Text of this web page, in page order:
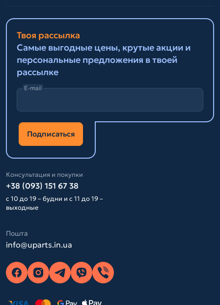
Твоя рассылка
Самые выгодные цены, крутые акции и
персональные предложения в твоей
рассылке
E-mail
Подписаться
Консультация и покупки
+38 (093) 151 67 38
с 10 до 19 – будни и с 11 до 19 –
выходные
Пошта
info@uparts.in.ua